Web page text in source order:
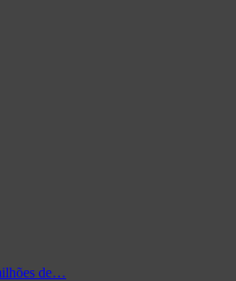
de…